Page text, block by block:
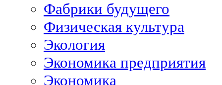
Фабрики будущего
Физическая культура
Экология
Экономика предприятия
Экономика